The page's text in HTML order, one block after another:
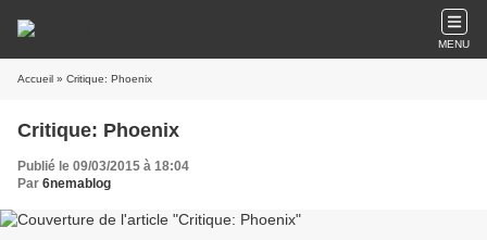
MENU
Accueil » Critique: Phoenix
Critique: Phoenix
Publié le 09/03/2015 à 18:04
Par 6nemablog